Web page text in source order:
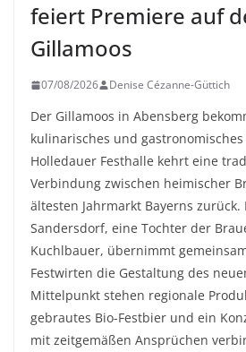
feiert Premiere auf
Gillamoos
07/08/2026 Denise Cézanne-Güttich
Der Gillamoos in Abensberg
kulinarisches und
Holledauer Festhalle kehrt eine
Verbindung zwischen heimischer
ältesten Jahrmarkt Bayerns zurück.
Sandersdorf, eine Tochter der
Kuchlbauer, übernimmt
Festwirten die Gestaltung des
Mittelpunkt stehen regionale
gebrautes Bio-Festbier und ein
mit zeitgemäßen Ansprüchen